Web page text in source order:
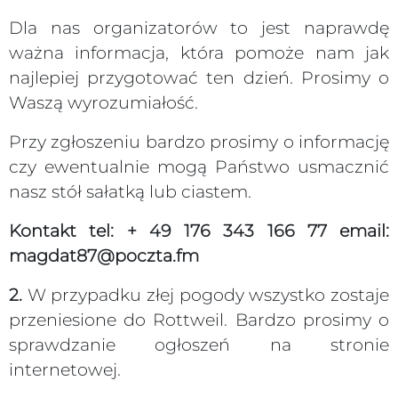
Dla nas organizatorów to jest naprawdę
ważna informacja, która pomoże nam jak
najlepiej przygotować ten dzień. Prosimy o
Waszą wyrozumiałość.
Przy zgłoszeniu bardzo prosimy o informację
czy ewentualnie mogą Państwo usmacznić
nasz stół sałatką lub ciastem.
Kontakt tel: + 49 176 343 166 77 email:
magdat87@poczta.fm
2. W przypadku złej pogody wszystko zostaje
przeniesione do Rottweil. Bardzo prosimy o
sprawdzanie ogłoszeń na stronie
internetowej.